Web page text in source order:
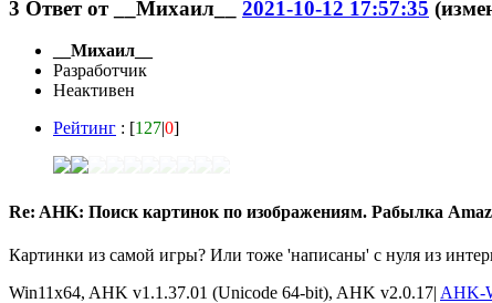
3 Ответ от __Михаил__ 2021-10-12 17:57:35
__Михаил__
Разработчик
Неактивен
Рейтинг : [127|0]
Re: AHK: Поиск картинок по изображениям. Рабылка
Картинки из самой игры? Или тоже 'написаны' с нуля из
Win11x64, AHK v1.1.37.01 (Unicode 64-bit), AHK v2.0.17| AHK-